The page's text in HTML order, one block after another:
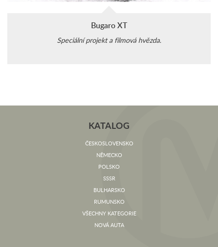
Bugaro XT
Speciální projekt a filmová hvězda.
KATALOG
ČESKOSLOVENSKO
NĚMECKO
POLSKO
SSSR
BULHARSKO
RUMUNSKO
VŠECHNY KATEGORIE
NOVÁ AUTA